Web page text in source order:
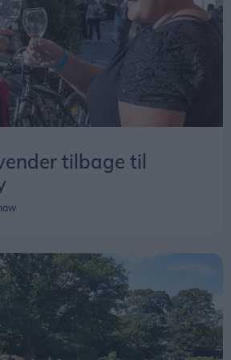
tidspunkt for
en bestemt lokation kan den
tilbage til